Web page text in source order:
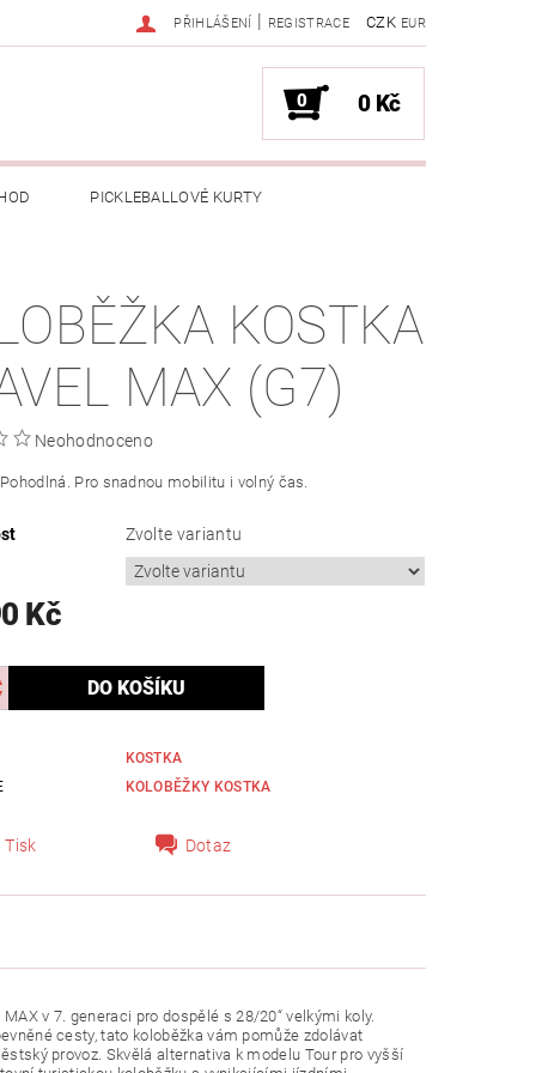
CZK EUR
PŘIHLÁŠENÍ | REGISTRACE
0 0 Kč
PICKLEBALLOVÉ KURTY
KOSTKA
MAX (G7)
Neohodnoceno
Pro snadnou mobilitu i volný čas.
Zvolte variantu
Kč
KOSTKA
KOLOBĚŽKY KOSTKA
Tisk Dotaz
v 7. generaci pro dospělé s 28/20“ velkými koly.
cesty, tato koloběžka vám pomůže zdolávat
provoz. Skvělá alternativa k modelu Tour pro vyšší